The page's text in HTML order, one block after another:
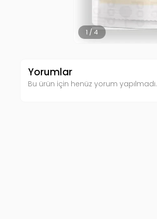
2 / 4
Yorumlar
Bu ürün için henüz yorum yapılmadı.